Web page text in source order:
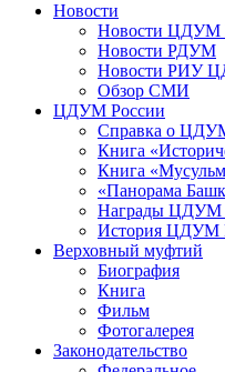
Новости
Новости ЦДУМ
Новости РДУМ
Новости РИУ
Обзор СМИ
ЦДУМ России
Справка о
Книга
Книга
«Панорама
Награды ЦДУМ
История ЦДУМ
Верховный муфтий
Биография
Книга
Фильм
Фотогалерея
Законодательство